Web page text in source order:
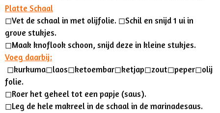
Platte Schaal
◻︎Vet de schaal in met olijfolie. ◻︎Schil en snijd 1 ui in
grove stukjes.
◻︎Maak knoflook schoon, snijd deze in kleine stukjes.
Voeg daarbij:
◻︎kurkuma◻︎laos◻︎ketoembar◻︎ketjap◻︎zout◻︎peper◻︎olij
folie.
◻︎Roer het geheel tot een papje (saus).
◻︎Leg de hele makreel in de schaal in de marinadesaus.